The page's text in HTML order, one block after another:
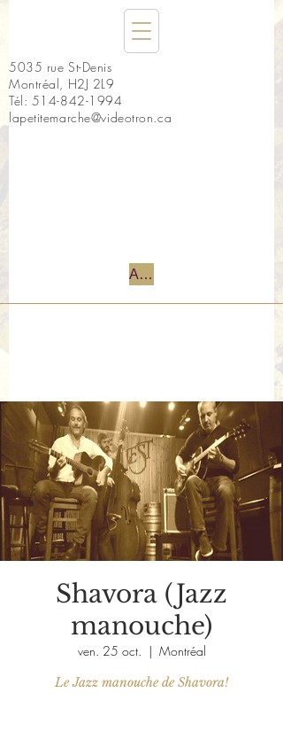
5035 rue St-Denis
Montréal, H2J 2L9
Tél: 514-842-1994
lapetitemarche@videotron.ca
Accueil
Shavora (Jazz
manouche)
ven. 25 oct.
  |
Montréal
Le Jazz manouche de Shavora!